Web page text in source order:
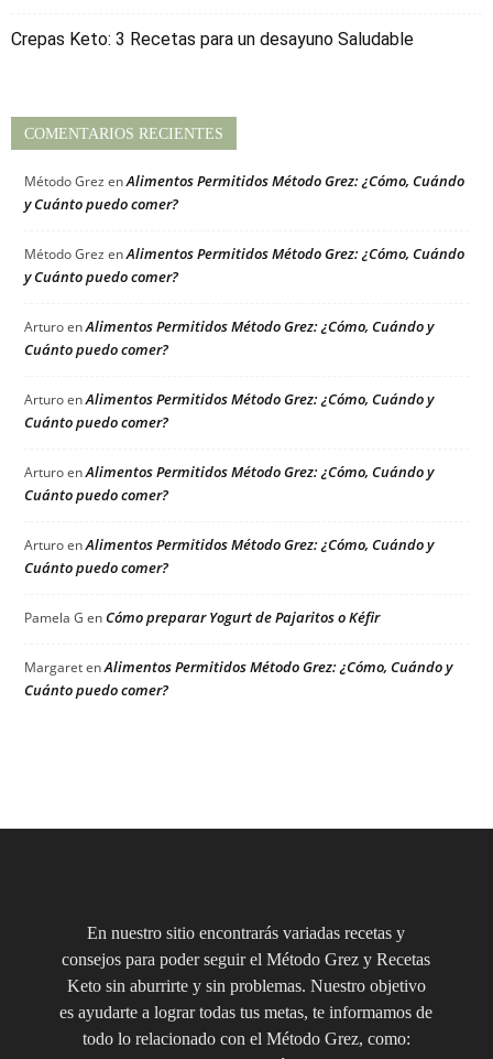
Crepas Keto: 3 Recetas para un desayuno Saludable
COMENTARIOS RECIENTES
Método Grez enAlimentos Permitidos Método Grez: ¿Cómo, Cuándo
y Cuánto puedo comer?
Método Grez enAlimentos Permitidos Método Grez: ¿Cómo, Cuándo
y Cuánto puedo comer?
ArturoenAlimentos Permitidos Método Grez: ¿Cómo, Cuándo y
Cuánto puedo comer?
ArturoenAlimentos Permitidos Método Grez: ¿Cómo, Cuándo y
Cuánto puedo comer?
ArturoenAlimentos Permitidos Método Grez: ¿Cómo, Cuándo y
Cuánto puedo comer?
ArturoenAlimentos Permitidos Método Grez: ¿Cómo, Cuándo y
Cuánto puedo comer?
Pamela G enCómo preparar Yogurt de Pajaritos o Kéfir
MargaretenAlimentos Permitidos Método Grez: ¿Cómo, Cuándo y
Cuánto puedo comer?
En nuestro sitio encontrarás variadas recetas y
consejos para poder seguir el Método Grez y Recetas
Keto sin aburrirte y sin problemas. Nuestro objetivo
es ayudarte a lograr todas tus metas, te informamos de
todo lo relacionado con el Método Grez, como: